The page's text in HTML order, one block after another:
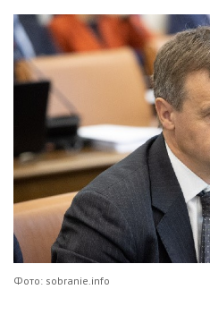
Фото: sobranie.info